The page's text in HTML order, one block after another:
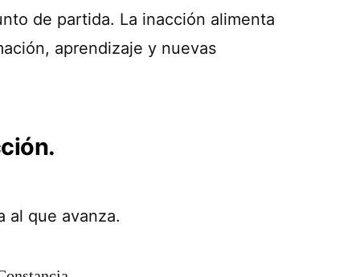
de partida. La inacción alimenta
aprendizaje y nuevas
al que avanza.